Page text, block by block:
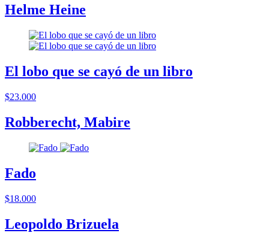
Helme Heine
El lobo que se cayó de un libro
$23.000
Robberecht, Mabire
Fado
$18.000
Leopoldo Brizuela